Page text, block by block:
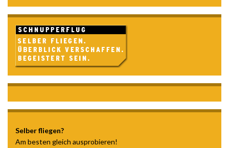
Selber fliegen?
Am besten gleich ausprobieren!